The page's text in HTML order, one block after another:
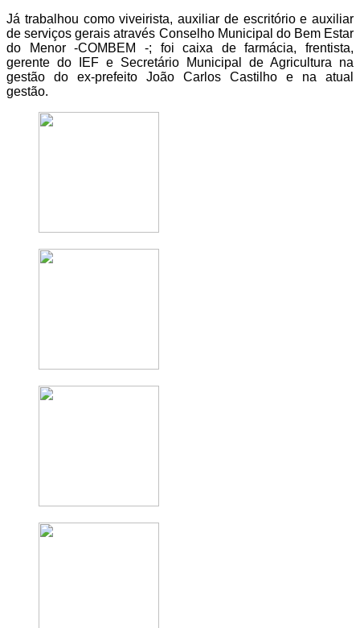
Já trabalhou como viveirista, auxiliar de escritório e auxiliar
de serviços gerais através Conselho Municipal do Bem Estar
do Menor -COMBEM -; foi caixa de farmácia, frentista,
gerente do IEF e Secretário Municipal de Agricultura na
gestão do ex-prefeito João Carlos Castilho e na atual
gestão.